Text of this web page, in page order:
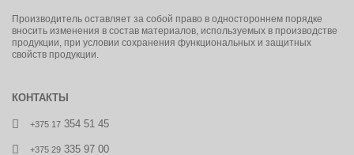
Производитель оставляет за собой право в одностороннем порядке
вносить изменения в состав материалов, используемых в производстве
продукции, при условии сохранения функциональных и защитных
свойств продукции.
КОНТАКТЫ
+375 17 354 51 45
+375 29 335 97 00